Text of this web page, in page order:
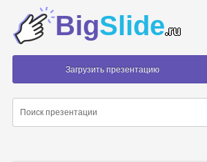
BigSlide.ru
Загрузить презентацию